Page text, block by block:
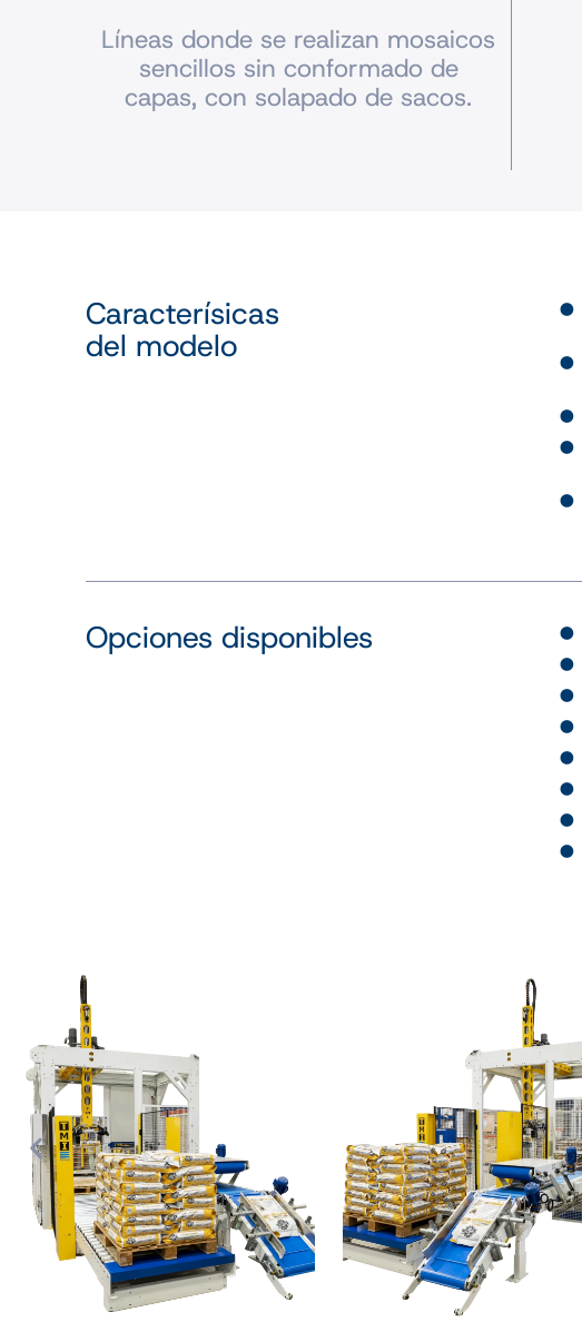
Líneas donde se realizan mosaicos
sencillos sin conformado de
capas, con solapado de sacos.
Caracterísicas
del modelo
Opciones disponibles